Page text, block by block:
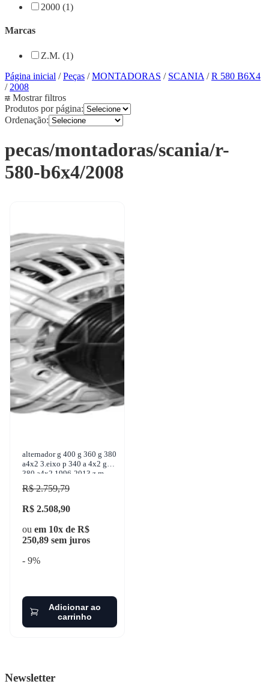
2000 (1)
Marcas
Z.M. (1)
Página inicial /Peças /MONTADORAS / SCANIA /R 580 B6X4
/ 2008
Mostrar filtros
Produtos por página:
Ordenação:
pecas/montadoras/scania/r-
580-b6x4/2008
alternador g 400 g 360 g 380
a4x2 3.eixo p 340 a 4x2 g
380 a4x2 1996-2013 z.m. -
90.208.01
R$ 2.759,79
R$ 2.508,90
ou em 10x de R$
250,89 sem juros
- 9%
Adicionar ao
carrinho
Newsletter